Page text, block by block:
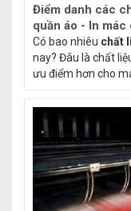
Điểm danh các
quần áo - In
Có bao nhiêu chất
nay? Đâu là chất
ưu điểm hơn cho